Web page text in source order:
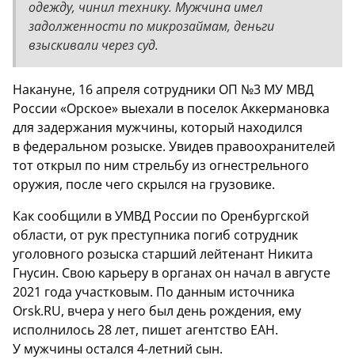
одежду, чинил технику. Мужчина имел
задолженности по микрозаймам, деньги
взыскивали через суд.
Накануне, 16 апреля сотрудники ОП №3 МУ МВД
России «Орское» выехали в поселок Аккермановка
для задержания мужчины, который находился
в федеральном розыске. Увидев правоохранителей
тот открыл по ним стрельбу из огнестрельного
оружия, после чего скрылся на грузовике.
Как сообщили в УМВД России по Оренбургской
области, от рук преступника погиб сотрудник
уголовного розыска старший лейтенант Никита
Гнусин. Свою карьеру в органах он начал в августе
2021 года участковым. По данным источника
Orsk.RU, вчера у него был день рождения, ему
исполнилось 28 лет, пишет агентство ЕАН.
У мужчины остался 4-летний сын.